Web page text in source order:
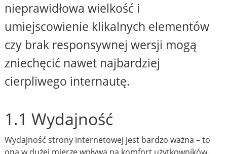
nieprawidłowa wielkość i
umiejscowienie klikalnych elementów
czy brak responsywnej wersji mogą
zniechęcić nawet najbardziej
cierpliwego internautę.
1.1 Wydajność
Wydajność strony internetowej jest bardzo ważna – to